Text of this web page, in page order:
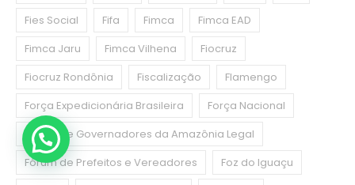
Fies Social
Fifa Fimca
Fimca EAD
Fimca Jaru
Fimca Vilhena
Fiocruz
Fiocruz Rondônia
Fiscalização
Flamengo
Força Expedicionária Brasileira
Força Nacional
Fórum de Governadores da Amazônia Legal
Fórum de Prefeitos e Vereadores
Foz do Iguaçu